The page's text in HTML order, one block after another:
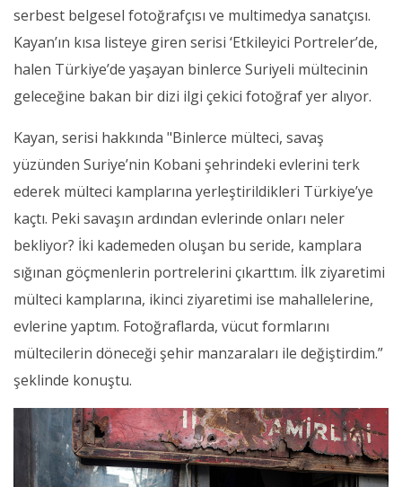
serbest belgesel fotoğrafçısı ve multimedya sanatçısı.
Kayan’ın kısa listeye giren serisi ‘Etkileyici Portreler’de,
halen Türkiye’de yaşayan binlerce Suriyeli mültecinin
geleceğine bakan bir dizi ilgi çekici fotoğraf yer alıyor.
Kayan, serisi hakkında "Binlerce mülteci, savaş
yüzünden Suriye’nin Kobani şehrindeki evlerini terk
ederek mülteci kamplarına yerleştirildikleri Türkiye’ye
kaçtı. Peki savaşın ardından evlerinde onları neler
bekliyor? İki kademeden oluşan bu seride, kamplara
sığınan göçmenlerin portrelerini çıkarttım. İlk ziyaretimi
mülteci kamplarına, ikinci ziyaretimi ise mahallelerine,
evlerine yaptım. Fotoğraflarda, vücut formlarını
mültecilerin döneceği şehir manzaraları ile değiştirdim.”
şeklinde konuştu.